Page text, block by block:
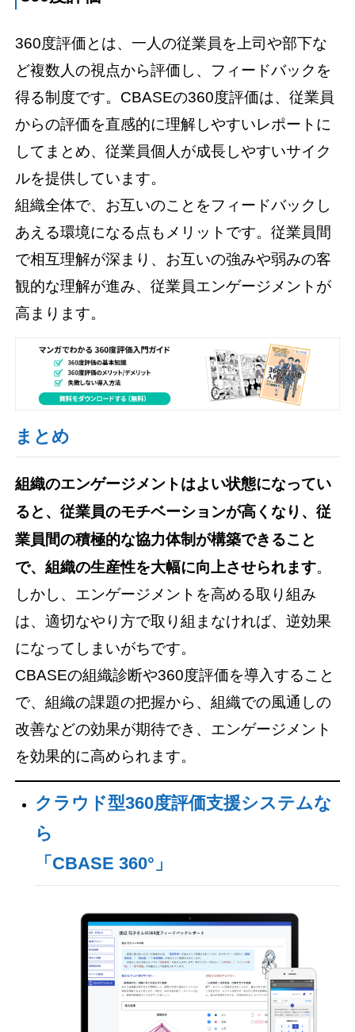
360度評価とは、一人の従業員を上司や部下な
ど複数人の視点から評価し、フィードバックを
得る制度です。CBASEの360度評価は、従業員
からの評価を直感的に理解しやすいレポートに
してまとめ、従業員個人が成長しやすいサイク
ルを提供しています。
組織全体で、お互いのことをフィードバックし
あえる環境になる点もメリットです。従業員間
で相互理解が深まり、お互いの強みや弱みの客
観的な理解が進み、従業員エンゲージメントが
高まります。
まとめ
組織のエンゲージメントはよい状態になってい
ると、従業員のモチベーションが高くなり、従
業員間の積極的な協力体制が構築できること
で、組織の生産性を大幅に向上させられます。
しかし、エンゲージメントを高める取り組み
は、適切なやり方で取り組まなければ、逆効果
になってしまいがちです。
CBASEの組織診断や360度評価を導入すること
で、組織の課題の把握から、組織での風通しの
改善などの効果が期待でき、エンゲージメント
を効果的に高められます。
クラウド型360度評価支援システムな
ら
「CBASE 360°」